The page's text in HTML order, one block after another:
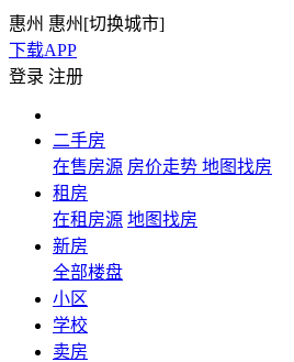
惠州 惠州[切换城市]
下载APP
登录 注册
二手房
在售房源 房价走势 地图找房
租房
在租房源 地图找房
新房
全部楼盘
小区
学校
卖房